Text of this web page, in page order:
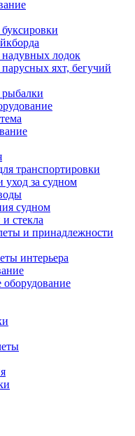
лодок
яхт, бегучий
транспортировки
уход за судном
судном
стекла
и принадлежности
интерьера